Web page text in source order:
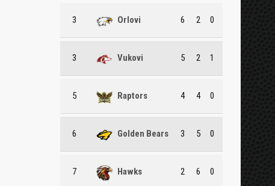
3 Orlovi 6 2 0
3 Vukovi 5 2 1
5 Raptors 4 4 0
6 Golden Bears 3 5 0
7 Hawks 2 6 0